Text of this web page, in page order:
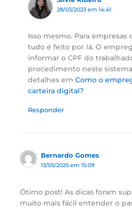
28/03/2023 em 14:41
Isso mesmo. Para empresas
tudo é feito por lá. O
informar o CPF do
procedimento neste
detalhes emComo o
carteira digital?
Responder
Bernardo Gomes
13/05/2025 em 15:09
Ótimo post! As dicas foram
muito mais fácil entender o